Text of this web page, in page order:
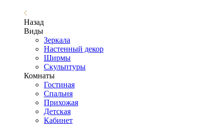
Назад
Виды
Зеркала
Настенный декор
Ширмы
Скульптуры
Комнаты
Гостиная
Спальня
Прихожая
Детская
Кабинет